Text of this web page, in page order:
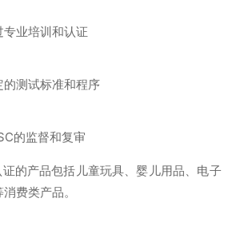
业培训和认证
的测试标准和程序
的监督和复审
的产品包括儿童玩具、婴儿用品、电子
费类产品。